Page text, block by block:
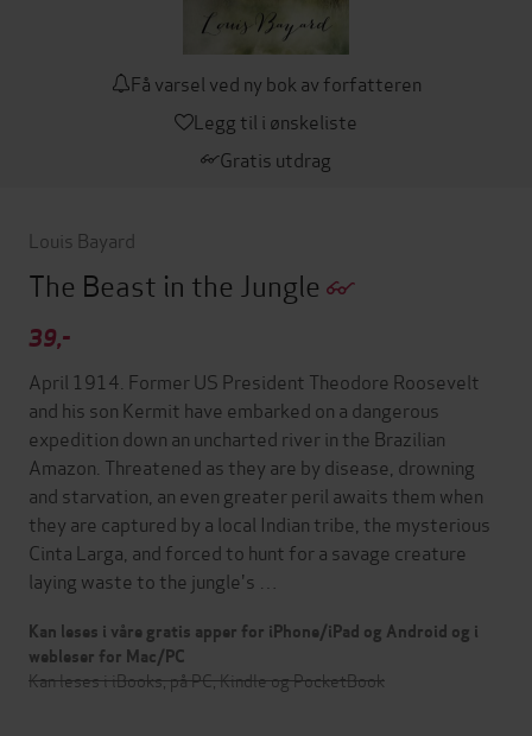
Få varsel ved ny bok av forfatteren
Legg til i ønskeliste
Gratis utdrag
Louis Bayard
The Beast in the Jungle
39,-
April 1914. Former US President Theodore Roosevelt
and his son Kermit have embarked on a dangerous
expedition down an uncharted river in the Brazilian
Amazon. Threatened as they are by disease, drowning
and starvation, an even greater peril awaits them when
they are captured by a local Indian tribe, the mysterious
Cinta Larga, and forced to hunt for a savage creature
laying waste to the jungle's …
Kan leses i våre gratis apper for iPhone/iPad og Android og i
webleser for Mac/PC
Kan leses i iBooks, på PC, Kindle og PocketBook